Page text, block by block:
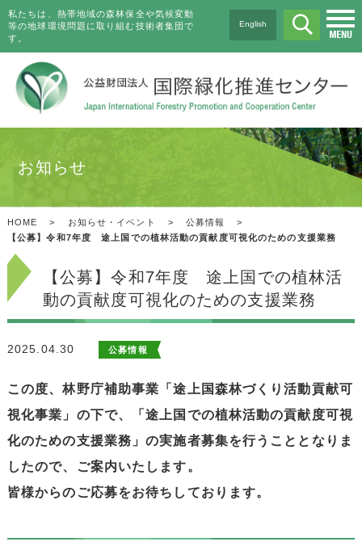
私たちは、熱帯地域の森林保全や気候変動
等の地球環境問題に取り組む技術者集団で
す。
English
お知らせ
HOME > お知らせ・イベント > 公募情報
>
【公募】令和7年度 途上国での植林活動の貢献度可視化のための支援業務
【公募】令和7年度 途上国での植林活
動の貢献度可視化のための支援業務
2025.04.30 公募情報
この度、林野庁補助事業「途上国森林づくり活動貢献可
視化事業」の下で、「途上国での植林活動の貢献度可視
化のための支援業務」の実施者募集を行うこととなりま
したので、ご案内いたします。
皆様からのご応募をお待ちしております。